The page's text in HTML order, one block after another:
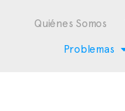
Quiénes Somos
Problemas